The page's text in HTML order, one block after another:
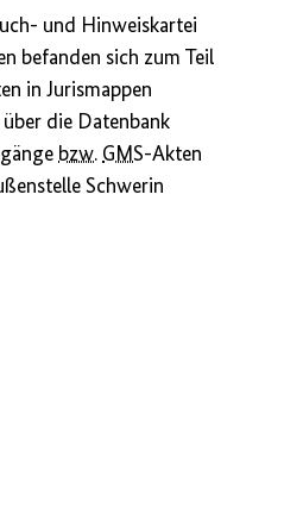
und Hinweiskartei
befanden sich zum Teil
in Jurismappen
die Datenbank
bzw. GMS-Akten
Schwerin